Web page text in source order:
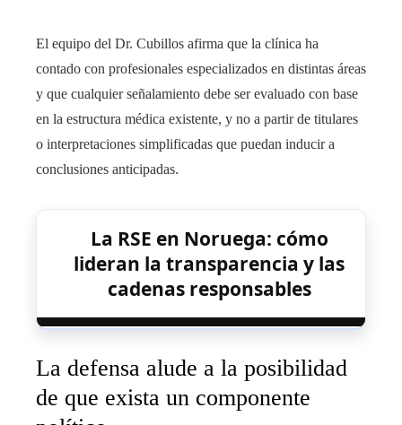
El equipo del Dr. Cubillos afirma que la clínica ha
contado con profesionales especializados en distintas áreas
y que cualquier señalamiento debe ser evaluado con base
en la estructura médica existente, y no a partir de titulares
o interpretaciones simplificadas que puedan inducir a
conclusiones anticipadas.
La RSE en Noruega: cómo
lideran la transparencia y las
cadenas responsables
La defensa alude a la posibilidad
de que exista un componente